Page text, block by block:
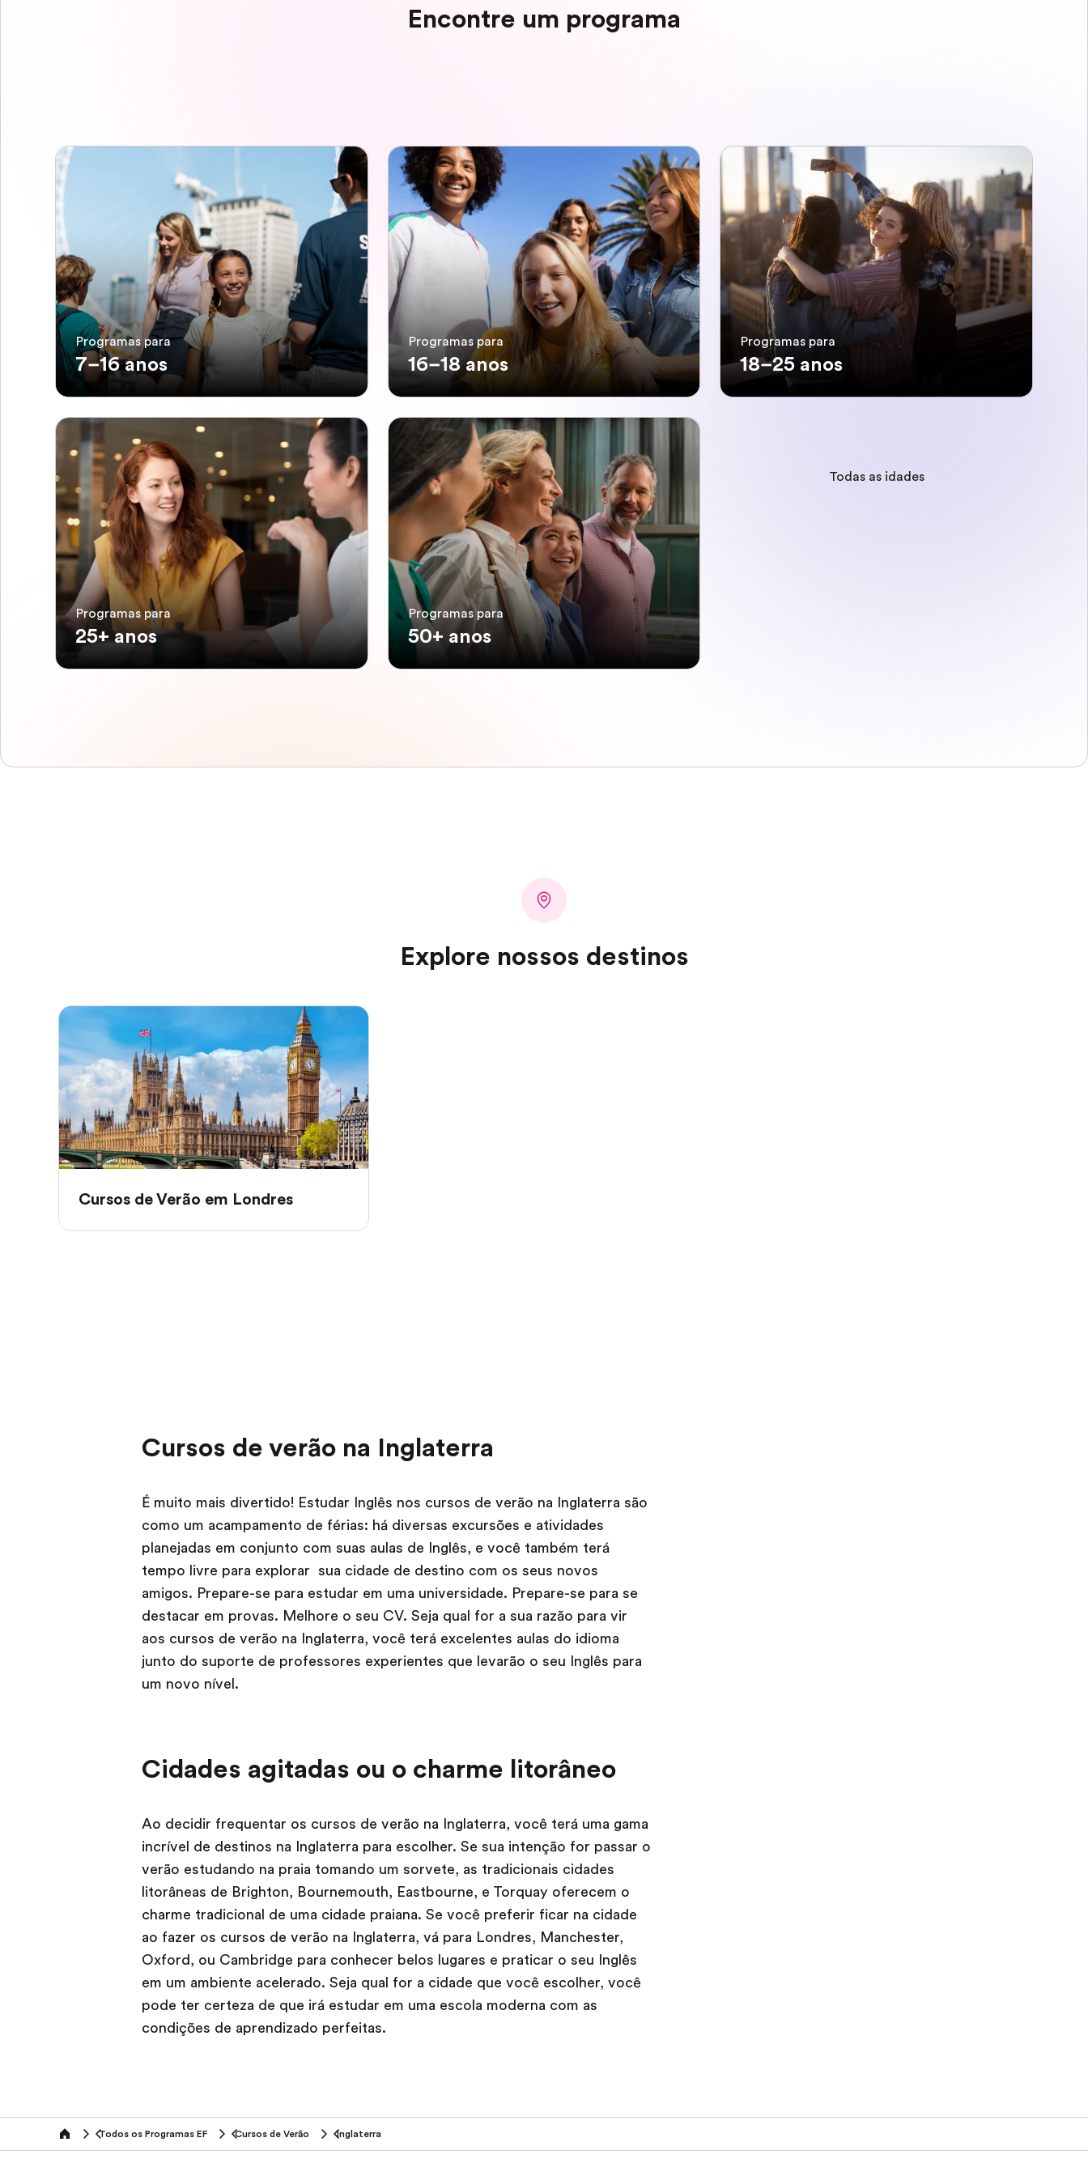
Encontre um programa
Programas para
7–16 anos
Programas para
16–18 anos
Programas para
18–25 anos
Programas para
25+ anos
Programas para
50+ anos
Todas as idades
Explore nossos destinos
Cursos de Verão em Londres
Cursos de verão na Inglaterra
É muito mais divertido! Estudar Inglês nos cursos de verão na Inglaterra são
como um acampamento de férias: há diversas excursões e atividades
planejadas em conjunto com suas aulas de Inglês, e você também terá
tempo livre para explorar sua cidade de destino com os seus novos
amigos. Prepare-se para estudar em uma universidade. Prepare-se para se
destacar em provas. Melhore o seu CV. Seja qual for a sua razão para vir
aos cursos de verão na Inglaterra, você terá excelentes aulas do idioma
junto do suporte de professores experientes que levarão o seu Inglês para
um novo nível.
Cidades agitadas ou o charme litorâneo
Ao decidir frequentar os cursos de verão na Inglaterra, você terá uma gama
incrível de destinos na Inglaterra para escolher. Se sua intenção for passar o
verão estudando na praia tomando um sorvete, as tradicionais cidades
litorâneas de Brighton, Bournemouth, Eastbourne, e Torquay oferecem o
charme tradicional de uma cidade praiana. Se você preferir ficar na cidade
ao fazer os cursos de verão na Inglaterra, vá para Londres, Manchester,
Oxford, ou Cambridge para conhecer belos lugares e praticar o seu Inglês
em um ambiente acelerado. Seja qual for a cidade que você escolher, você
pode ter certeza de que irá estudar em uma escola moderna com as
condições de aprendizado perfeitas.
home Todos os Programas EF Cursos de Verão Inglaterra